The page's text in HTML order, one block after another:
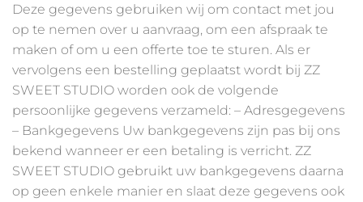
Deze gegevens gebruiken wij om contact met jou
op te nemen over u aanvraag, om een afspraak te
maken of om u een offerte toe te sturen. Als er
vervolgens een bestelling geplaatst wordt bij ZZ
SWEET STUDIO worden ook de volgende
persoonlijke gegevens verzameld: – Adresgegevens
– Bankgegevens Uw bankgegevens zijn pas bij ons
bekend wanneer er een betaling is verricht. ZZ
SWEET STUDIO gebruikt uw bankgegevens daarna
op geen enkele manier en slaat deze gegevens ook